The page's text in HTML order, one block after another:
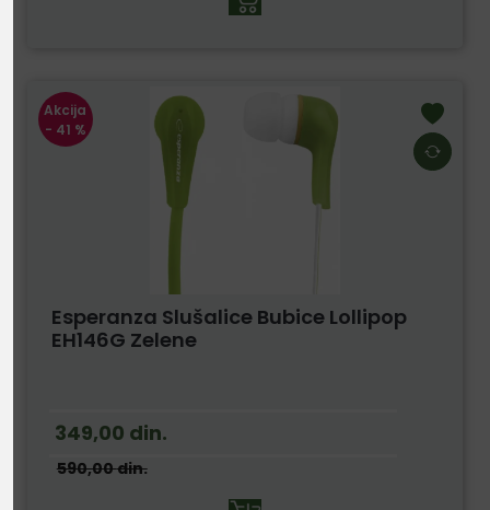
Akcija
- 41 %
Esperanza Slušalice Bubice Lollipop
EH146G Zelene
349,00 din.
590,00din.